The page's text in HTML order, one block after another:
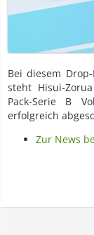
Bei diesem
steht Hisui-
Pack-Serie B
erfolgreich
Zur News